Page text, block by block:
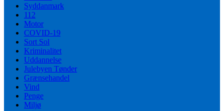
Syddanmark
112
Motor
COVID-19
Sort Sol
Kriminalitet
Uddannelse
Julebyen Tønder
Grænsehandel
Vind
Penge
Miljø